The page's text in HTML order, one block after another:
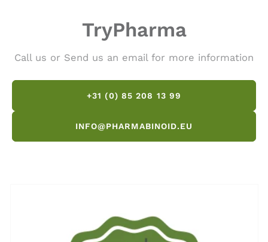
TryPharma
Call us or Send us an email for more information
+31 (0) 85 208 13 99
INFO@PHARMABINOID.EU